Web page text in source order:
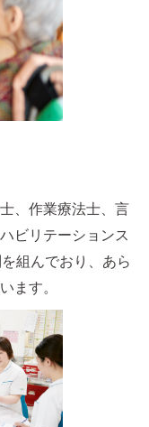
、作業療法士、言
ビリテーションス
組んでおり、あら
ます。